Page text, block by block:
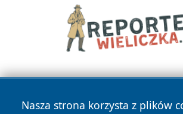
Nasza strona korzysta z plików